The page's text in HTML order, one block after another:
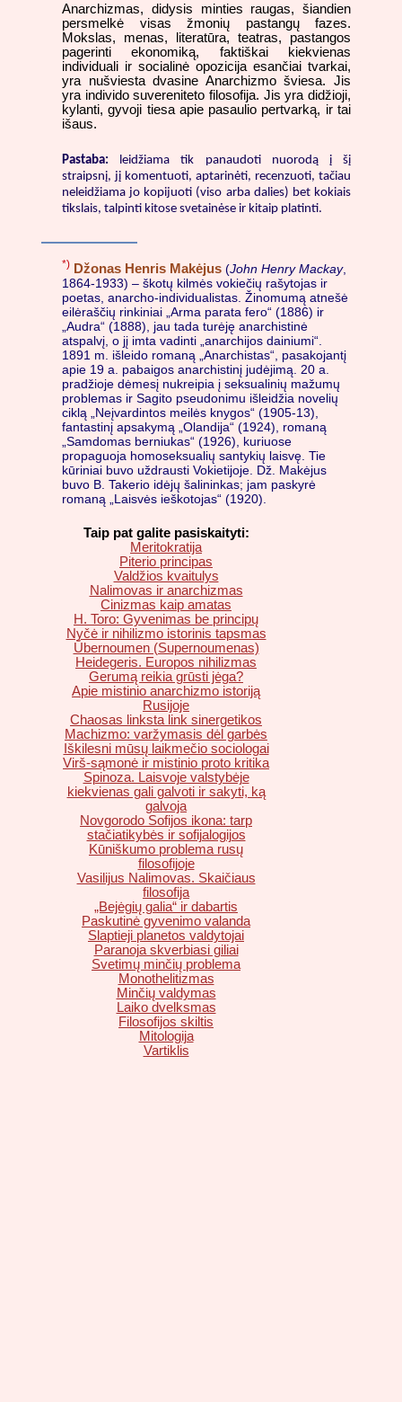
Anarchizmas, didysis minties raugas, šiandien
persmelkė visas žmonių pastangų fazes.
Mokslas, menas, literatūra, teatras, pastangos
pagerinti ekonomiką, faktiškai kiekvienas
individuali ir socialinė opozicija esančiai tvarkai,
yra nušviesta dvasine Anarchizmo šviesa. Jis
yra individo suvereniteto filosofija. Jis yra didžioji,
kylanti, gyvoji tiesa apie pasaulio pertvarką, ir tai
išaus.
Pastaba: leidžiama tik panaudoti nuorodą į šį
straipsnį, jį komentuoti, aptarinėti, recenzuoti, tačiau
neleidžiama jo kopijuoti (viso arba dalies) bet kokiais
tikslais, talpinti kitose svetainėse ir kitaip platinti.
*) Džonas Henris Makėjus (John Henry Mackay,
1864-1933) – škotų kilmės vokiečių rašytojas ir
poetas, anarcho-individualistas. Žinomumą atnešė
eilėraščių rinkiniai „Arma parata fero“ (1886) ir
„Audra“ (1888), jau tada turėję anarchistinė
atspalvį, o jį imta vadinti „anarchijos dainiumi“.
1891 m. išleido romaną „Anarchistas“, pasakojantį
apie 19 a. pabaigos anarchistinį judėjimą. 20 a.
pradžioje dėmesį nukreipia į seksualinių mažumų
problemas ir Sagito pseudonimu išleidžia novelių
ciklą „Neįvardintos meilės knygos“ (1905-13),
fantastinį apsakymą „Olandija“ (1924), romaną
„Samdomas berniukas“ (1926), kuriuose
propaguoja homoseksualių santykių laisvę. Tie
kūriniai buvo uždrausti Vokietijoje. Dž. Makėjus
buvo B. Takerio idėjų šalininkas; jam paskyrė
romaną „Laisvės ieškotojas“ (1920).
Taip pat galite pasiskaityti:
Meritokratija
Piterio principas
Valdžios kvaitulys
Nalimovas ir anarchizmas
Cinizmas kaip amatas
H. Toro: Gyvenimas be principų
Nyčė ir nihilizmo istorinis tapsmas
Ṻbernoumen (Supernoumenas)
Heidegeris. Europos nihilizmas
Gerumą reikia grūsti jėga?
Apie mistinio anarchizmo istoriją
Rusijoje
Chaosas linksta link sinergetikos
Machizmo: varžymasis dėl garbės
Iškilesni mūsų laikmečio sociologai
Virš-sąmonė ir mistinio proto kritika
Spinoza. Laisvoje valstybėje
kiekvienas gali galvoti ir sakyti, ką
galvoja
Novgorodo Sofijos ikona: tarp
stačiatikybės ir sofijalogijos
Kūniškumo problema rusų
filosofijoje
Vasilijus Nalimovas. Skaičiaus
filosofija
„Bejėgių galia“ ir dabartis
Paskutinė gyvenimo valanda
Slaptieji planetos valdytojai
Paranoja skverbiasi giliai
Svetimų minčių problema
Monothelitizmas
Minčių valdymas
Laiko dvelksmas
Filosofijos skiltis
Mitologija
Vartiklis